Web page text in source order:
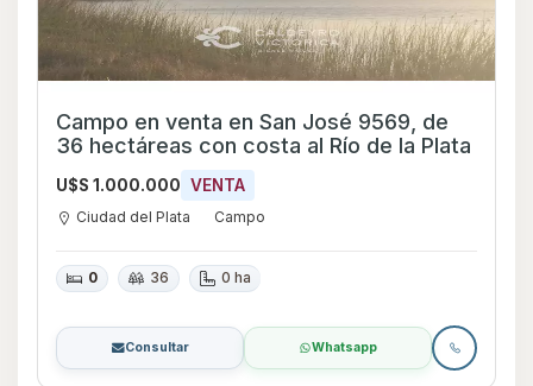
Campo en venta en San José 9569, de
36 hectáreas con costa al Río de la Plata
U$S 1.000.000 VENTA
Ciudad del Plata Campo
0 36 0 ha
Consultar Whatsapp